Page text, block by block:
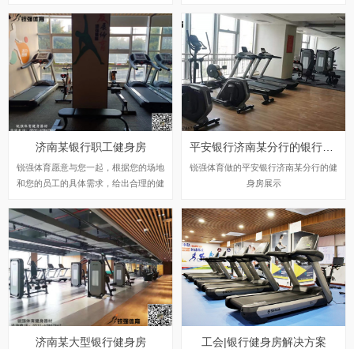
您提供舒华、乔山和艾力斯特等国内外
优质品牌的健身器材优选选择，更多优
惠和配置方案推荐，请到我们的旗舰店
实地查看或拨打我们专业健身器材营销
顾问电话，我们将竭诚为您服务！
济南某银行职工健身房
锐强体育愿意与您一起，根据您的场地
和您的员工的具体需求，给出合理的健
为您提供舒华、乔山和艾力斯特等国内
外优质品牌的健身器材优选选择，更多
优惠和配置方案推荐，请到我们的旗舰
店实地查看或拨打我们专业健身器材营
销顾问电话，我们将竭诚为您服务！
锐强体育做的平安银行济南某分行的健
身房展示
济南某大型银行健身房 工会|银行健身房解决方案